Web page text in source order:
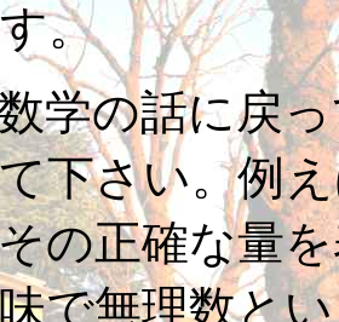
。
の話に戻っ
下さい。例
の正確な量
で無理数と